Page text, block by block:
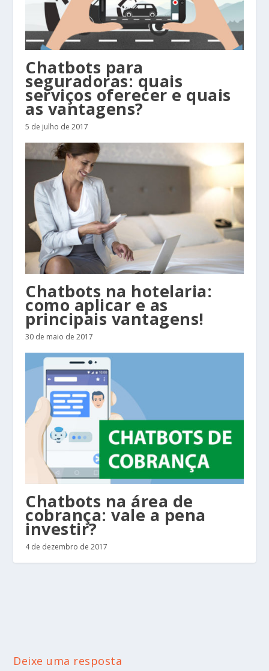
Chatbots para
seguradoras: quais
serviços oferecer e quais
as vantagens?
5 de julho de 2017
Chatbots na hotelaria:
como aplicar e as
principais vantagens!
30 de maio de 2017
Chatbots na área de
cobrança: vale a pena
investir?
4 de dezembro de 2017
Deixe uma resposta